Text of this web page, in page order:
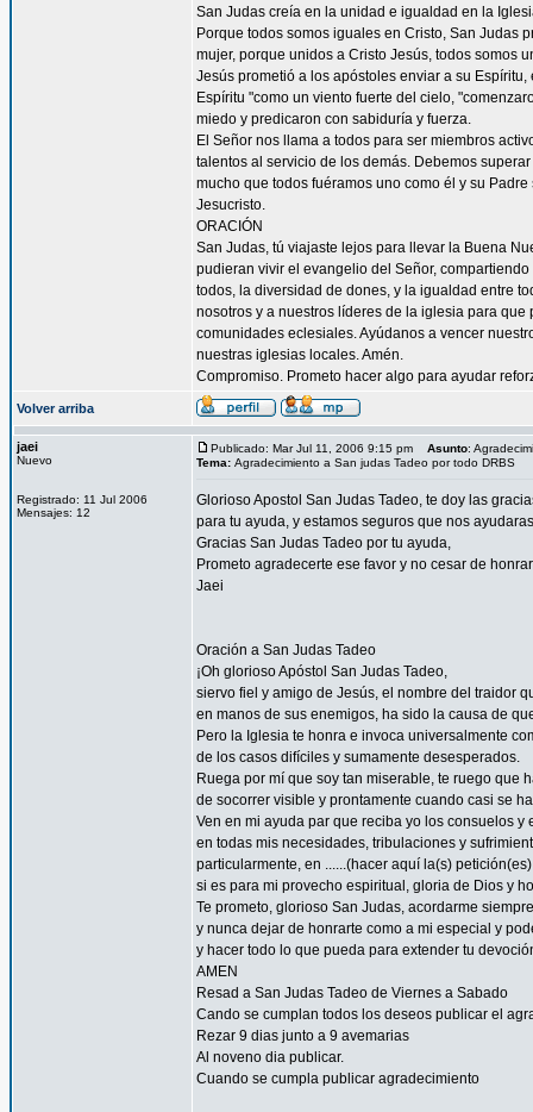
San Judas creía en la unidad e igualdad en la
Porque todos somos iguales en Cristo, San Judas
mujer, porque unidos a Cristo Jesús, todos somos
Jesús prometió a los apóstoles enviar a su
Espíritu "como un viento fuerte del cielo,
miedo y predicaron con sabiduría y fuerza.
El Señor nos llama a todos para ser miembros
talentos al servicio de los demás. Debemos
mucho que todos fuéramos uno como él y su
Jesucristo.
ORACIÓN
San Judas, tú viajaste lejos para llevar la Buena
pudieran vivir el evangelio del Señor,
todos, la diversidad de dones, y la igualdad entre
nosotros y a nuestros líderes de la iglesia para
comunidades eclesiales. Ayúdanos a vencer
nuestras iglesias locales. Amén.
Compromiso. Prometo hacer algo para ayudar
Volver arriba
jaei
Nuevo
Registrado: 11 Jul 2006
Mensajes: 12
Publicado: Mar Jul 11, 2006 9:15 pm Asunto:
Tema: Agradecimiento a San judas Tadeo por todo DRBS
Glorioso Apostol San Judas Tadeo, te doy las
para tu ayuda, y estamos seguros que nos
Gracias San Judas Tadeo por tu ayuda,
Prometo agradecerte ese favor y no cesar de
Jaei
Oración a San Judas Tadeo
¡Oh glorioso Apóstol San Judas Tadeo,
siervo fiel y amigo de Jesús, el nombre del traidor
en manos de sus enemigos, ha sido la causa de
Pero la Iglesia te honra e invoca universalmente
de los casos difíciles y sumamente desesperados.
Ruega por mí que soy tan miserable, te ruego que
de socorrer visible y prontamente cuando casi se
Ven en mi ayuda par que reciba yo los consuelos y
en todas mis necesidades, tribulaciones y
particularmente, en ......(hacer aquí la(s)
si es para mi provecho espiritual, gloria de Dios y
Te prometo, glorioso San Judas, acordarme
y nunca dejar de honrarte como a mi especial y
y hacer todo lo que pueda para extender tu
AMEN
Resad a San Judas Tadeo de Viernes a Sabado
Cando se cumplan todos los deseos publicar el
Rezar 9 dias junto a 9 avemarias
Al noveno dia publicar.
Cuando se cumpla publicar agradecimiento